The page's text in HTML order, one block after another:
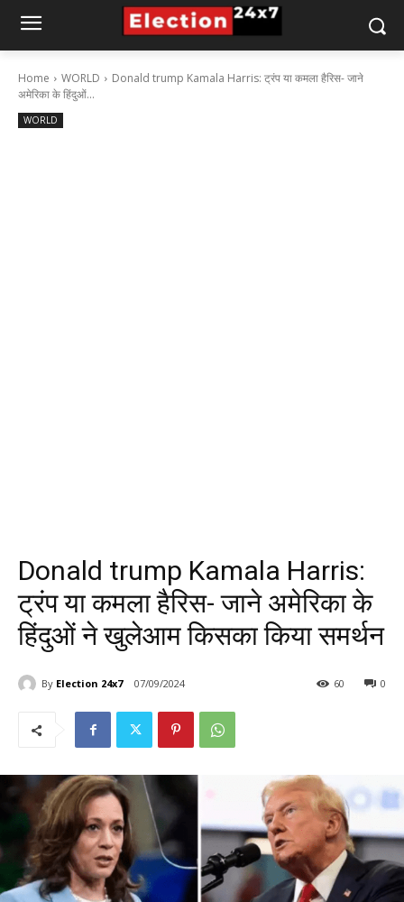
Home WORLD
Donald trump Kamala Harris: ट्रंप या कमला हैरिस- जाने
अमेरिका के हिंदुओं...
WORLD
Donald trump Kamala Harris:
ट्रंप या कमला हैरिस- जाने अमेरिका के
हिंदुओं ने खुलेआम किसका किया समर्थन
By Election 24x7 07/09/2024 0
60